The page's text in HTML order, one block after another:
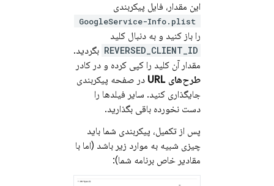
این مقدار، فایل پیکربندی
GoogleService-Info.plist
را باز کنید و به دنبال کلید
REVERSED_CLIENT_ID بگردید.
مقدار آن کلید را کپی کرده و در کادر
طرح‌های URL
در صفحه پیکربندی
جایگذاری کنید. سایر فیلدها را
دست نخورده باقی بگذارید.
پس از تکمیل، پیکربندی شما باید
چیزی شبیه به موارد زیر باشد (اما با
مقادیر خاص برنامه شما):